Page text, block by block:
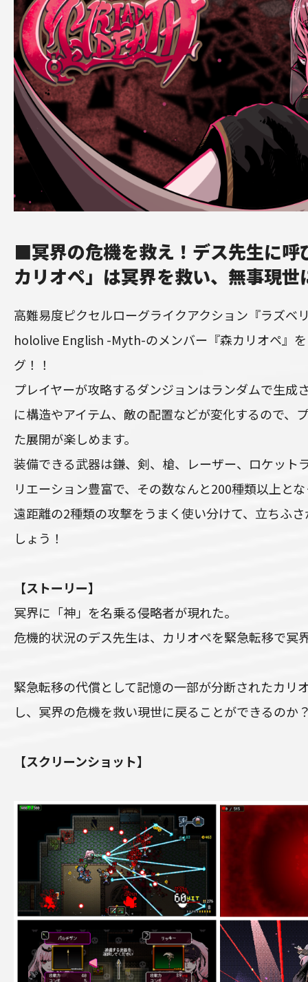
■冥界の危機を救え！デス先生に呼
カリオペ」は冥界を救い、無事現世
高難易度ピクセルローグライクアクション『ラズベ
hololive English -Myth-のメンバー『森カリオペ』
グ！！
プレイヤーが攻略するダンジョンはランダムで生成
に構造やアイテム、敵の配置などが変化するので、
た展開が楽しめます。
装備できる武器は鎌、剣、槍、レーザー、ロケット
リエーション豊富で、その数なんと200種類以上と
遠距離の2種類の攻撃をうまく使い分けて、立ちふ
しょう！
【ストーリー】
冥界に「神」を名乗る侵略者が現れた。
危機的状況のデス先生は、カリオペを緊急転移で冥
緊急転移の代償として記憶の一部が分断されたカリ
し、冥界の危機を救い現世に戻ることができるのか
【スクリーンショット】